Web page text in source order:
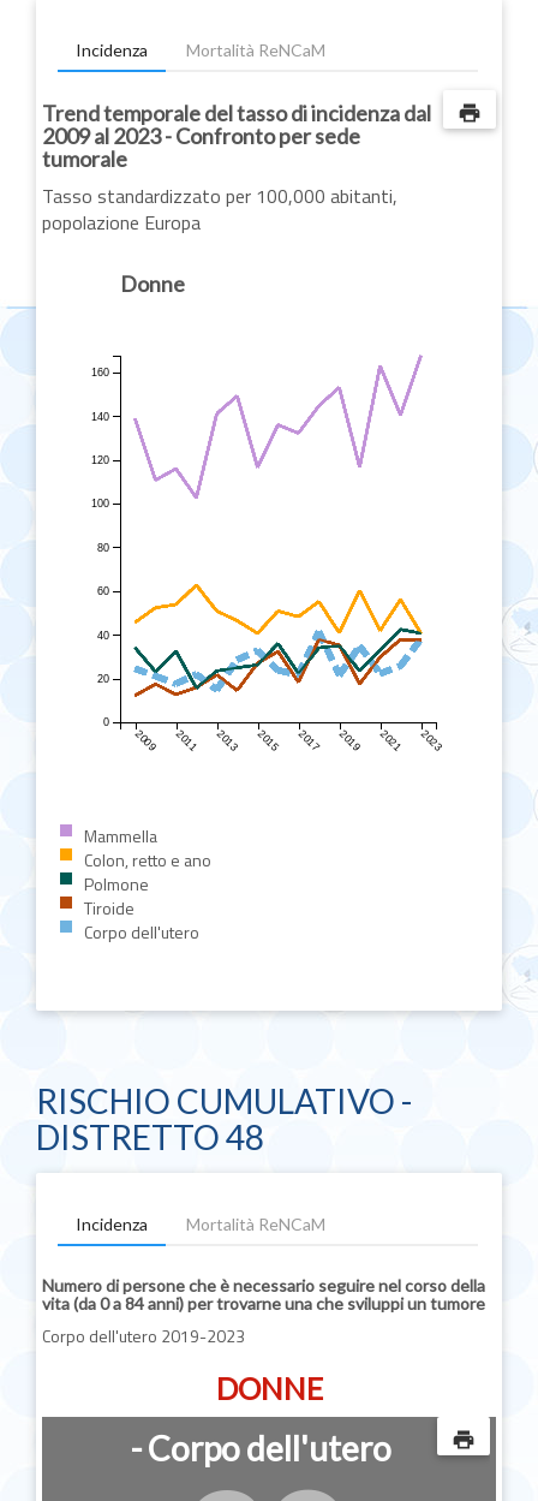
Incidenza Mortalità ReNCaM
print
Trend temporale del tasso di incidenza dal
2009 al 2023 - Confronto per sede
tumorale
Tasso standardizzato per 100,000 abitanti,
popolazione Europa
Donne
2009 2011 2013 2015 2017 2019 2021 2023
0
20
40
60
80
100
120
140
160
Mammella
Colon, retto e ano
Polmone
Tiroide
Corpo dell'utero
RISCHIO CUMULATIVO -
DISTRETTO 48
Incidenza Mortalità ReNCaM
Numero di persone che è necessario seguire nel corso della
vita (da 0 a 84 anni) per trovarne una che sviluppi un tumore
Corpo dell'utero 2019-2023
DONNE
print
- Corpo dell'utero